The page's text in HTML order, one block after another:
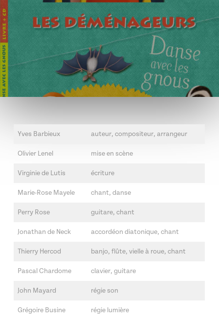
Yves Barbieux auteur, compositeur, arrangeur
Olivier Lenel mise en scène
Virginie de Lutis écriture
Marie-Rose Mayele chant, danse
Perry Rose guitare, chant
Jonathan de Neck accordéon diatonique, chant
Thierry Hercod banjo, flûte, vielle à roue, chant
Pascal Chardome clavier, guitare
John Mayard régie son
Grégoire Busine régie lumière